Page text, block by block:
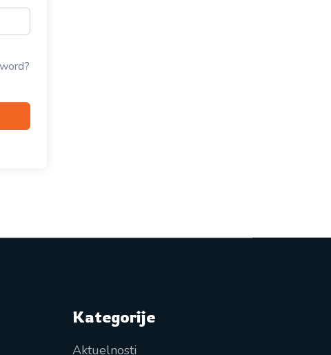
Kategorije
Aktuelnosti